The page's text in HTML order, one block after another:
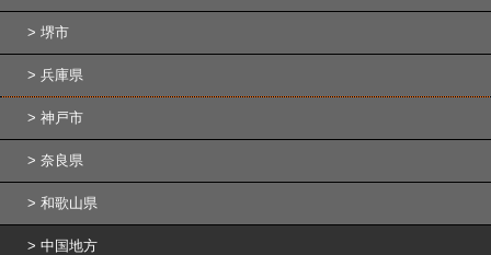
堺市
兵庫県
神戸市
奈良県
和歌山県
中国地方